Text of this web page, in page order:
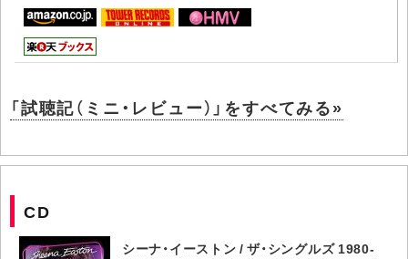
「試聴記（ミニ・レビュー）」をすべてみる»
CD
シーナ・イーストン / ザ・シングルズ 1980-